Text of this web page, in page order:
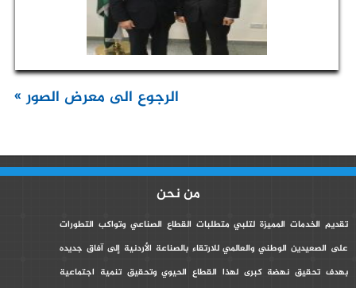
الرجوع الى معرض الصور »
من نحن
تقديم الخدمات المميزة لتلبي متطلبات القطاع الصناعي وتواكب التطورات
على الصعيدين الوطني والعالمي للارتقاء بالصناعة الأردنية إلى آفاق جديده
بهدف تحقيق نهضة كبرى لهذا القطاع الحيوي وتحقيق تنمية اجتماعية